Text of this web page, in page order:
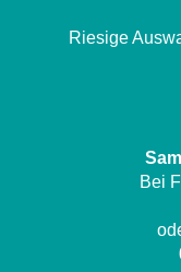
Riesige
Bei